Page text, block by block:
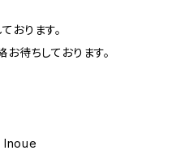
おります。
待ちしております。